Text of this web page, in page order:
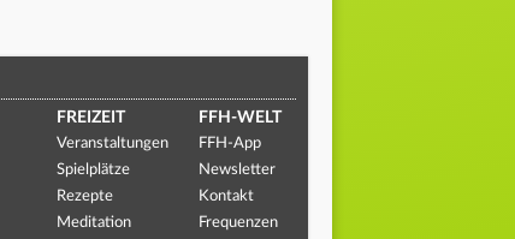
FREIZEIT
Veranstaltungen
Spielplätze
Rezepte
Meditation
FFH-WELT
FFH-App
Newsletter
Kontakt
Frequenzen